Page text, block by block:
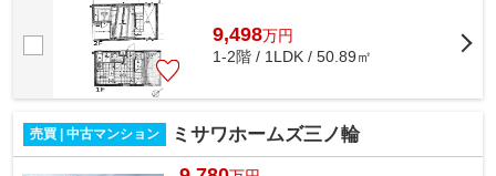
9,498万円
1-2階 / 1LDK / 50.89㎡
売買 | 中古マンション ミサワホームズ三ノ輪